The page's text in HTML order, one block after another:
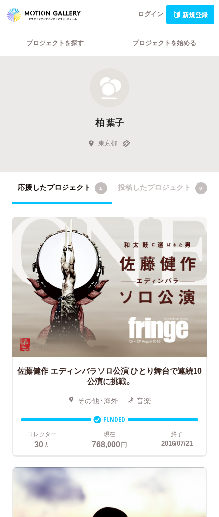
ログイン 新規登録
プロジェクトを探す プロジェクトを始める
柏 葉子
東京都
応援したプロジェクト 1 投稿したプロジェクト 0
佐藤健作 エディンバラソロ公演 ひとり舞台で連続10
公演に挑戦。
その他・海外 音楽
FUNDED
コレクター
30 人
現在
768,000円
終了
2016/07/21